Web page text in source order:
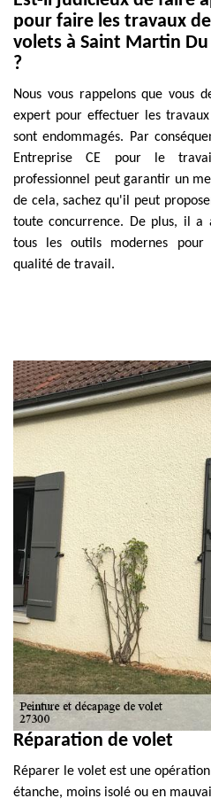
pour faire les travaux
volets à Saint Martin
?
Nous vous rappelons que vous
expert pour effectuer les
sont endommagés. Par
Entreprise CE pour le
professionnel peut garantir un
de cela, sachez qu'il peut
toute concurrence. De plus, il a
tous les outils modernes pour
qualité de travail.
Réparation de volet
Réparer le volet est une
étanche, moins isolé ou en